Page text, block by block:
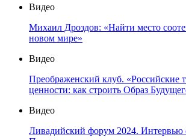
Видео
Михаил Дроздов: «Найти место
новом мире»
Видео
Преображенский клуб. «Российские
ценности: как строить Образ
Видео
Ливадийский форум 2024. Интервью